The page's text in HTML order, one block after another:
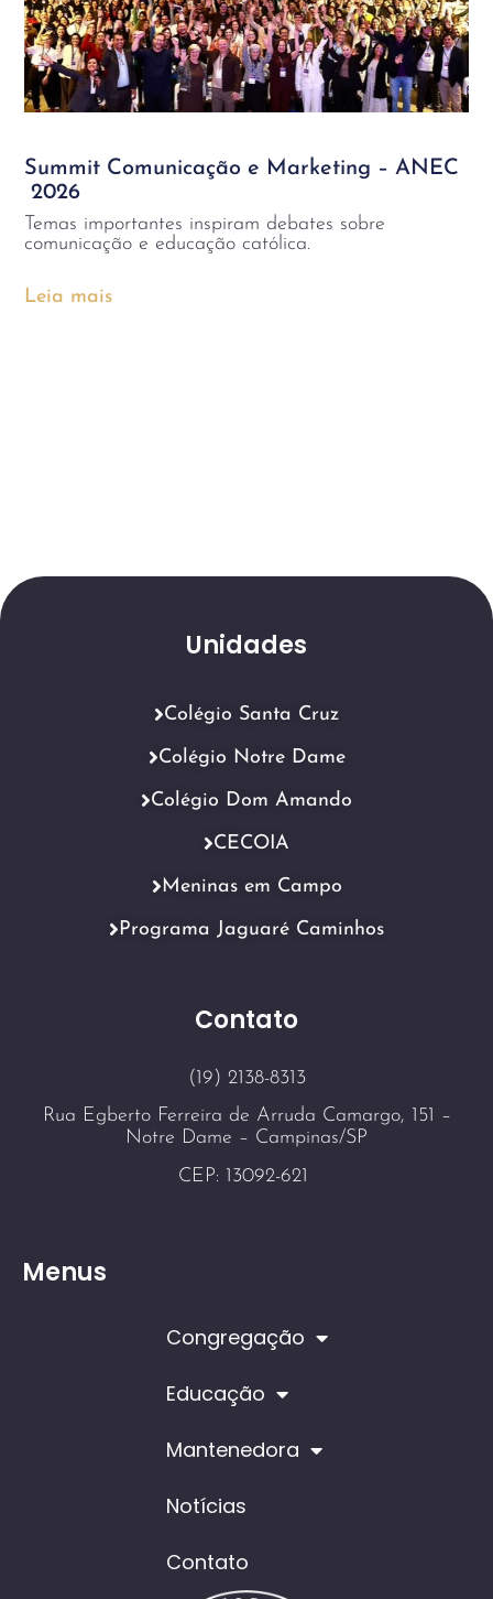
Summit Comunicação e Marketing – ANEC
2026
Temas importantes inspiram debates sobre
comunicação e educação católica.
Leia mais
Contato
(19) 2138-8313
Rua Egberto Ferreira de Arruda Camargo, 151 –
Notre Dame – Campinas/SP
CEP: 13092-621
Menus
Congregação
Educação
Mantenedora
Notícias
Contato
Unidades
Colégio Santa Cruz
Colégio Notre Dame
Colégio Dom Amando
CECOIA
Meninas em Campo
Programa Jaguaré Caminhos